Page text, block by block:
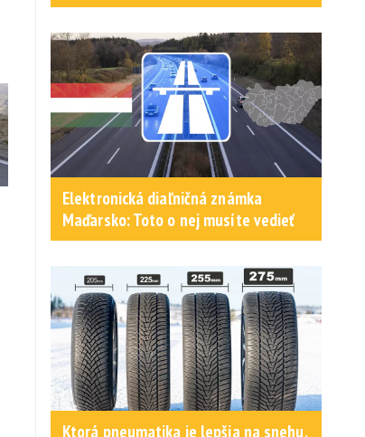
Elektronická diaľničná známka
Maďarsko: Toto o nej musíte vedieť
Ktorá pneumatika je lepšia na snehu,